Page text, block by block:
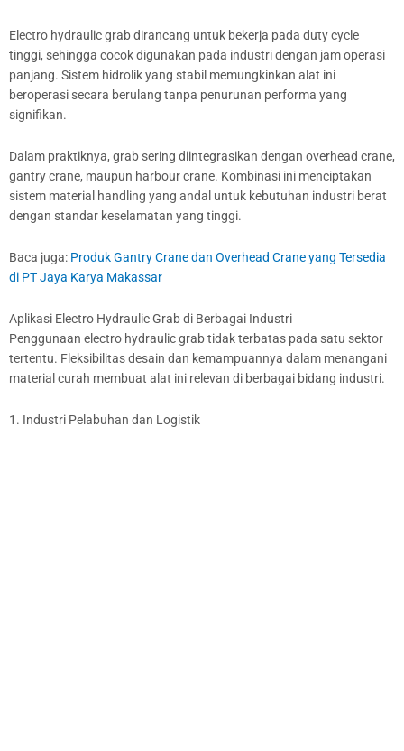
Electro hydraulic grab dirancang untuk bekerja pada duty cycle
tinggi, sehingga cocok digunakan pada industri dengan jam operasi
panjang. Sistem hidrolik yang stabil memungkinkan alat ini
beroperasi secara berulang tanpa penurunan performa yang
signifikan.
Dalam praktiknya, grab sering diintegrasikan dengan overhead crane,
gantry crane, maupun harbour crane. Kombinasi ini menciptakan
sistem material handling yang andal untuk kebutuhan industri berat
dengan standar keselamatan yang tinggi.
Baca juga: Produk Gantry Crane dan Overhead Crane yang Tersedia
di PT Jaya Karya Makassar
Aplikasi Electro Hydraulic Grab di Berbagai Industri
Penggunaan electro hydraulic grab tidak terbatas pada satu sektor
tertentu. Fleksibilitas desain dan kemampuannya dalam menangani
material curah membuat alat ini relevan di berbagai bidang industri.
1. Industri Pelabuhan dan Logistik